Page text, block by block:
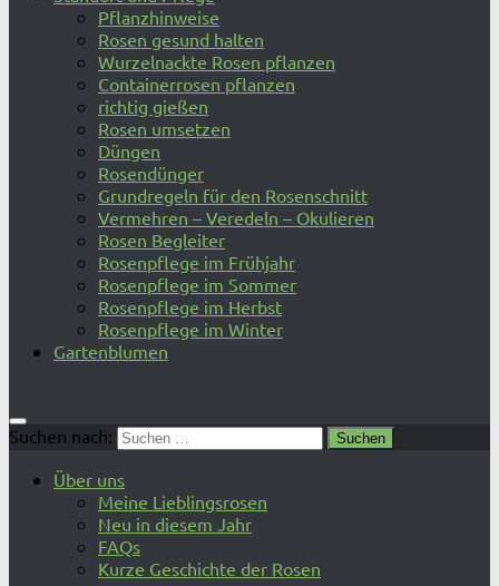
Pflanzhinweise
Rosen gesund halten
Wurzelnackte Rosen pflanzen
Containerrosen pflanzen
richtig gießen
Rosen umsetzen
Düngen
Rosendünger
Grundregeln für den Rosenschnitt
Vermehren – Veredeln – Okulieren
Rosen Begleiter
Rosenpflege im Frühjahr
Rosenpflege im Sommer
Rosenpflege im Herbst
Rosenpflege im Winter
Gartenblumen
Suchen nach:
Über uns
Meine Lieblingsrosen
Neu in diesem Jahr
FAQs
Kurze Geschichte der Rosen